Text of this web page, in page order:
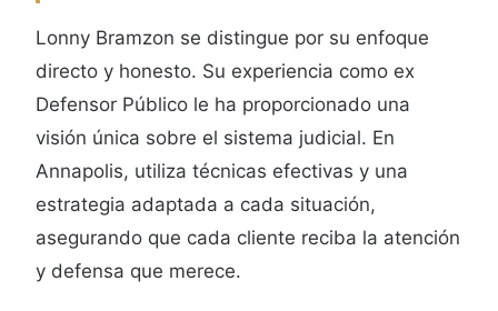
Lonny Bramzon se distingue por su enfoque
directo y honesto. Su experiencia como ex
Defensor Público le ha proporcionado una
visión única sobre el sistema judicial. En
Annapolis, utiliza técnicas efectivas y una
estrategia adaptada a cada situación,
asegurando que cada cliente reciba la atención
y defensa que merece.